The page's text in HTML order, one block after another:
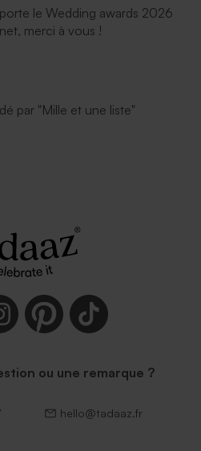
le Wedding awards 2026
merci à vous !
par "Mille et une liste"
ou une remarque ?
hello@tadaaz.fr